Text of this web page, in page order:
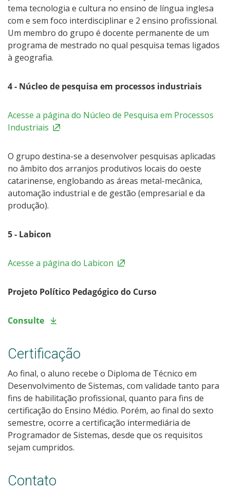
tema tecnologia e cultura no ensino de língua inglesa
com e sem foco interdisciplinar e 2 ensino profissional.
Um membro do grupo é docente permanente de um
programa de mestrado no qual pesquisa temas ligados
à geografia.
4 - Núcleo de pesquisa em processos industriais
Acesse a página do Núcleo de Pesquisa em Processos
Industriais
O grupo destina-se a desenvolver pesquisas aplicadas
no âmbito dos arranjos produtivos locais do oeste
catarinense, englobando as áreas metal-mecânica,
automação industrial e de gestão (empresarial e da
produção).
5 - Labicon
Acesse a página do Labicon
Projeto Político Pedagógico do Curso
Consulte
Certificação
Ao final, o aluno recebe o Diploma de Técnico em
Desenvolvimento de Sistemas, com validade tanto para
fins de habilitação profissional, quanto para fins de
certificação do Ensino Médio. Porém, ao final do sexto
semestre, ocorre a certificação intermediária de
Programador de Sistemas, desde que os requisitos
sejam cumpridos.
Contato